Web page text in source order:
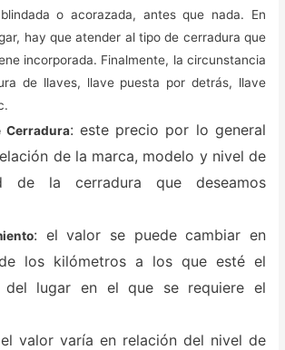
o acorazada, antes que nada. En
hay que atender al tipo de cerradura que
incorporada. Finalmente, la circunstancia
de llaves, llave puesta por detrás, llave
Cerradura: este precio por lo general
de la marca, modelo y nivel de
de la cerradura que deseamos
: el valor se puede cambiar en
los kilómetros a los que esté el
del lugar en el que se requiere el
valor varía en relación del nivel de